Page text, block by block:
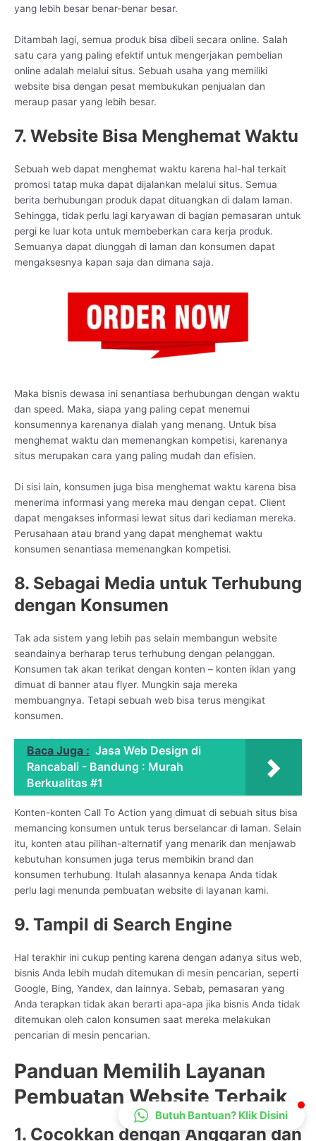
yang lebih besar benar-benar besar.
Ditambah lagi, semua produk bisa dibeli secara online. Salah
satu cara yang paling efektif untuk mengerjakan pembelian
online adalah melalui situs. Sebuah usaha yang memiliki
website bisa dengan pesat membukukan penjualan dan
meraup pasar yang lebih besar.
7. Website Bisa Menghemat Waktu
Sebuah web dapat menghemat waktu karena hal-hal terkait
promosi tatap muka dapat dijalankan melalui situs. Semua
berita berhubungan produk dapat dituangkan di dalam laman.
Sehingga, tidak perlu lagi karyawan di bagian pemasaran untuk
pergi ke luar kota untuk membeberkan cara kerja produk.
Semuanya dapat diunggah di laman dan konsumen dapat
mengaksesnya kapan saja dan dimana saja.
Maka bisnis dewasa ini senantiasa berhubungan dengan waktu
dan speed. Maka, siapa yang paling cepat menemui
konsumennya karenanya dialah yang menang. Untuk bisa
menghemat waktu dan memenangkan kompetisi, karenanya
situs merupakan cara yang paling mudah dan efisien.
Di sisi lain, konsumen juga bisa menghemat waktu karena bisa
menerima informasi yang mereka mau dengan cepat. Client
dapat mengakses informasi lewat situs dari kediaman mereka.
Perusahaan atau brand yang dapat menghemat waktu
konsumen senantiasa memenangkan kompetisi.
8. Sebagai Media untuk Terhubung
dengan Konsumen
Tak ada sistem yang lebih pas selain membangun website
seandainya berharap terus terhubung dengan pelanggan.
Konsumen tak akan terikat dengan konten – konten iklan yang
dimuat di banner atau flyer. Mungkin saja mereka
membuangnya. Tetapi sebuah web bisa terus mengikat
konsumen.
Baca Juga : Jasa Web Design di
Rancabali - Bandung : Murah
Berkualitas #1
Konten-konten Call To Action yang dimuat di sebuah situs bisa
memancing konsumen untuk terus berselancar di laman. Selain
itu, konten atau pilihan-alternatif yang menarik dan menjawab
kebutuhan konsumen juga terus membikin brand dan
konsumen terhubung. Itulah alasannya kenapa Anda tidak
perlu lagi menunda pembuatan website di layanan kami.
9. Tampil di Search Engine
Hal terakhir ini cukup penting karena dengan adanya situs web,
bisnis Anda lebih mudah ditemukan di mesin pencarian, seperti
Google, Bing, Yandex, dan lainnya. Sebab, pemasaran yang
Anda terapkan tidak akan berarti apa-apa jika bisnis Anda tidak
ditemukan oleh calon konsumen saat mereka melakukan
pencarian di mesin pencarian.
Panduan Memilih Layanan
Pembuatan Website Terbaik
1. Cocokkan dengan Anggaran dan
CS Lenteraweb
Online
Butuh Bantuan? Klik Disini